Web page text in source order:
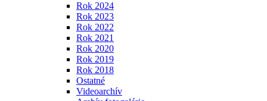
Rok 2024
Rok 2023
Rok 2022
Rok 2021
Rok 2020
Rok 2019
Rok 2018
Ostatné
Videoarchív